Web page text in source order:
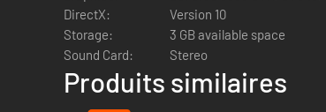
DirectX:
Version 10
Storage:
3 GB available space
Sound Card:
Stereo
Produits similaires